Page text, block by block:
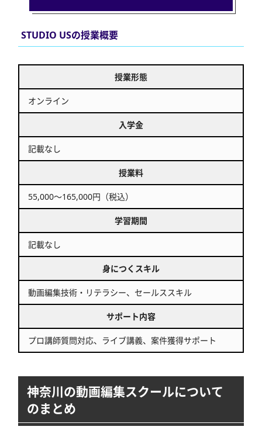
STUDIO USの授業概要
授業形態
オンライン
入学金
記載なし
授業料
55,000～165,000円（税込）
学習期間
記載なし
身につくスキル
動画編集技術・リテラシー、セールススキル
サポート内容
プロ講師質問対応、ライブ講義、案件獲得サポート
神奈川の動画編集スクールについて
のまとめ